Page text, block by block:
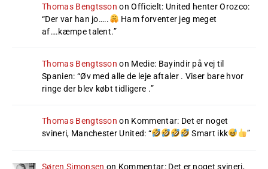
Thomas Bengtsson onOfficielt: United henter Orozco:
“Der var han jo…..
Ham forventer jeg meget
af….kæmpe talent.”
Thomas Bengtsson on Medie: Bayindir på vej til
Spanien: “Øv med alle de leje aftaler . Viser bare hvor
ringe der blev købt tidligere .”
Thomas Bengtsson on Kommentar: Det er noget
svineri, Manchester United: “ Smart ikk ”
Søren Simonsen on Kommentar: Det er noget svineri,